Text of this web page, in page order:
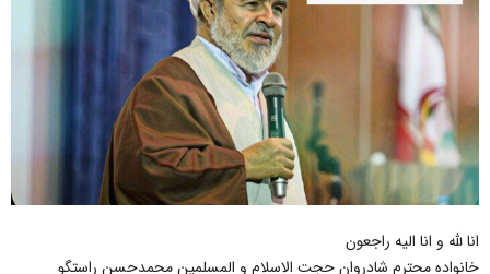
انا لله و انا الیه راجعون
خانواده محترم شادروان حجت الاسلام و المسلمین محمدحسن راستگو